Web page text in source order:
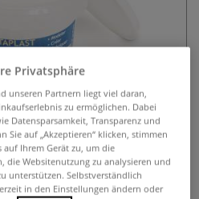
Privatsphäre
unseren Partnern liegt viel daran,
zu ermöglichen. Dabei
Datensparsamkeit, Transparenz und
Sie auf „Akzeptieren“ klicken, stimmen
auf Ihrem Gerät zu, um die
die Websitenutzung zu analysieren und
unterstützen. Selbstverständlich
in den Einstellungen ändern oder